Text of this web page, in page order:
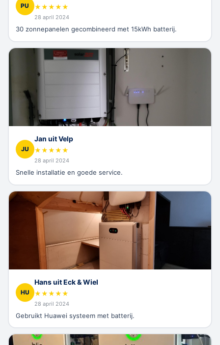
PU ★★★★★
28 april 2024
30 zonnepanelen gecombineerd met 15kWh batterij.
JU
Jan uit Velp
★★★★★
28 april 2024
Snelle installatie en goede service.
HU
Hans uit Eck & Wiel
★★★★★
28 april 2024
Gebruikt Huawei systeem met batterij.